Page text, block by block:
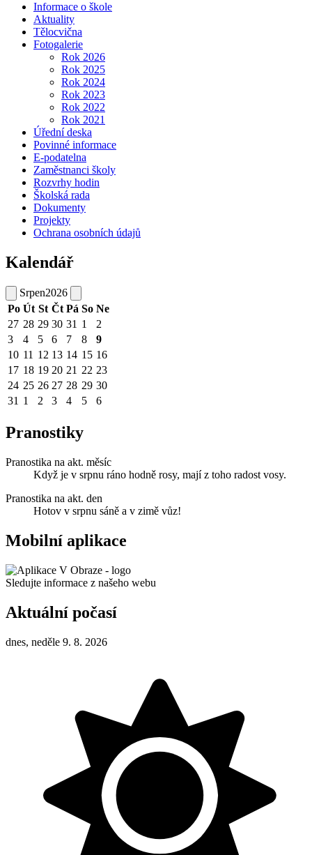
Informace o škole
Aktuality
Tělocvična
Fotogalerie
Rok 2026
Rok 2025
Rok 2024
Rok 2023
Rok 2022
Rok 2021
Úřední deska
Povinné informace
E-podatelna
Zaměstnanci školy
Rozvrhy hodin
Školská rada
Dokumenty
Projekty
Ochrana osobních údajů
Kalendář
Srpen2026
Po Út St Čt Pá So Ne
27 28 29 30 31 1
2
3
4 5 6 7 8
9
10 11 12 13 14 15 16
17 18 19 20 21 22 23
24 25 26 27 28 29 30
31 1 2 3 4 5 6
Pranostiky
Pranostika na akt. měsíc
Když je v srpnu ráno hodně rosy, mají z toho radost vosy.
Pranostika na akt. den
Hotov v srpnu sáně a v zimě vůz!
Mobilní aplikace
Sledujte informace z našeho webu
Aktuální počasí
dnes, neděle 9. 8. 2026